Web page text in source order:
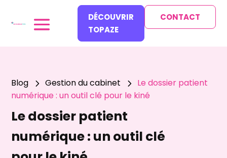
DÉCOUVRIR
TOPAZE
CONTACT
Blog 5 Gestion du cabinet 5 Le dossier patient
numérique : un outil clé pour le kiné
Le dossier patient
numérique : un outil clé